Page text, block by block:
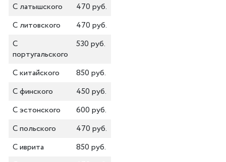
С латышского
470 руб.
С литовского
470 руб.
С
португальского
530 руб.
С китайского
850 руб.
С финского
450 руб.
С эстонского
600 руб.
С польского
470 руб.
С иврита
850 руб.